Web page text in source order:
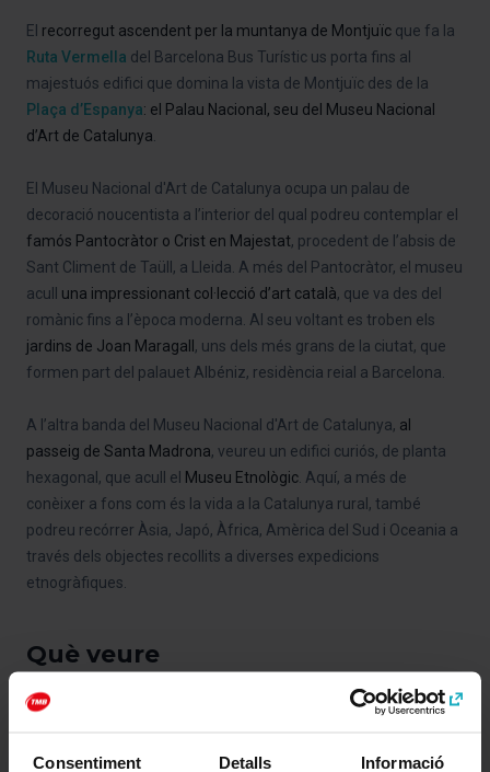
Consentiment Detalls Informació
El recorregut ascendent per la muntanya de Montjuïc que fa la
Ruta Vermella del Barcelona Bus Turístic us porta fins al
majestuós edifici que domina la vista de Montjuïc des de la
Plaça d’Espanya: el Palau Nacional, seu del Museu Nacional
d’Art de Catalunya
El Museu Nacional d'Art de Catalunya ocupa un palau de
decoració noucentista a l’interior del qual podreu contemplar el
famós Pantocràtor o Crist en Majestat, procedent de l’absis de
Sant Climent de Taüll, a Lleida. A més del Pantocràtor, el museu
acull una impressionant col·lecció d’art català, que va des del
romànic fins a l’època moderna. Al seu voltant es troben els
jardins de Joan Maragall , uns dels més grans de la ciutat, que
formen part del palauet Albéniz, residència reial a Barcelona.
A l’altra banda del Museu Nacional d'Art de Catalunya, al
passeig de Santa Madrona, veureu un edifici curiós, de planta
hexagonal, que acull el Museu Etnològic . Aquí, a més de
conèixer a fons com és la vida a la Catalunya rural, també
podreu recórrer Àsia, Japó, Àfrica, Amèrica del Sud i Oceania a
través dels objectes recollits a diverses expedicions
etnogràfiques.
Què veure